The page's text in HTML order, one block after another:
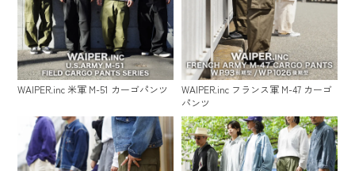
WAIPER.inc 米軍 M-51 カーゴパンツ
WAIPER.inc フランス軍 M-47 カーゴ
パンツ